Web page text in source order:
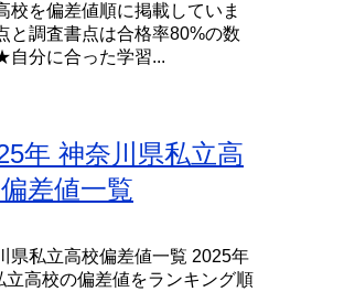
校を偏差値順に掲載していま
と調査書点は合格率80%の数
分に合った学習...
年 神奈川県私立高
差値一覧
県私立高校偏差値一覧 2025年
立高校の偏差値をランキング順